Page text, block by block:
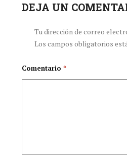
síntoma de una
sociedad enferma
DEJA UN
Tu dirección de correo
Los campos obligatorios
Comentario *